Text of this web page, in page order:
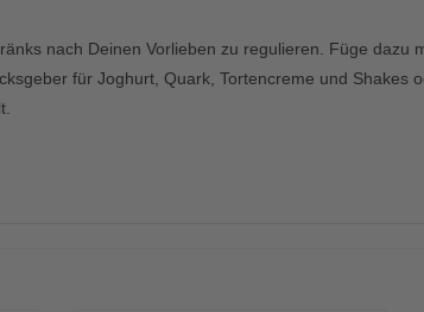
nach Deinen Vorlieben zu regulieren. Füge dazu
für Joghurt, Quark, Tortencreme und Shakes